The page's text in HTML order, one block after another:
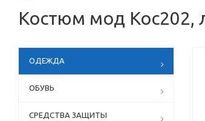
Костюм мод Кос202,
ОДЕЖДА
ОБУВЬ
СРЕДСТВА ЗАЩИТЫ